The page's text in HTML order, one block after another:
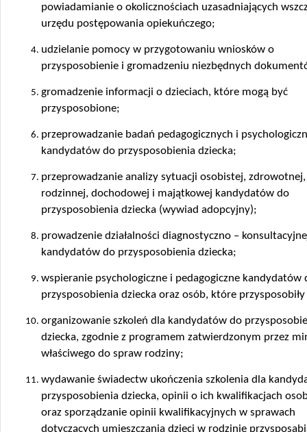
powiadamianie o okolicznościach uzasadniających
urzędu postępowania opiekuńczego;
udzielanie pomocy w przygotowaniu wniosków o
przysposobienie i gromadzeniu niezbędnych
gromadzenie informacji o dzieciach, które mogą być
przysposobione;
przeprowadzanie badań pedagogicznych i
kandydatów do przysposobienia dziecka;
przeprowadzanie analizy sytuacji osobistej, zdrowotnej,
rodzinnej, dochodowej i majątkowej kandydatów do
przysposobienia dziecka (wywiad adopcyjny);
prowadzenie działalności diagnostyczno –
kandydatów do przysposobienia dziecka;
wspieranie psychologiczne i pedagogiczne kandydatów
przysposobienia dziecka oraz osób, które
organizowanie szkoleń dla kandydatów do
dziecka, zgodnie z programem zatwierdzonym przez
właściwego do spraw rodziny;
wydawanie świadectw ukończenia szkolenia dla
przysposobienia dziecka, opinii o ich kwalifikacjach
oraz sporządzanie opinii kwalifikacyjnych w sprawach
dotyczących umieszczania dzieci w rodzinie